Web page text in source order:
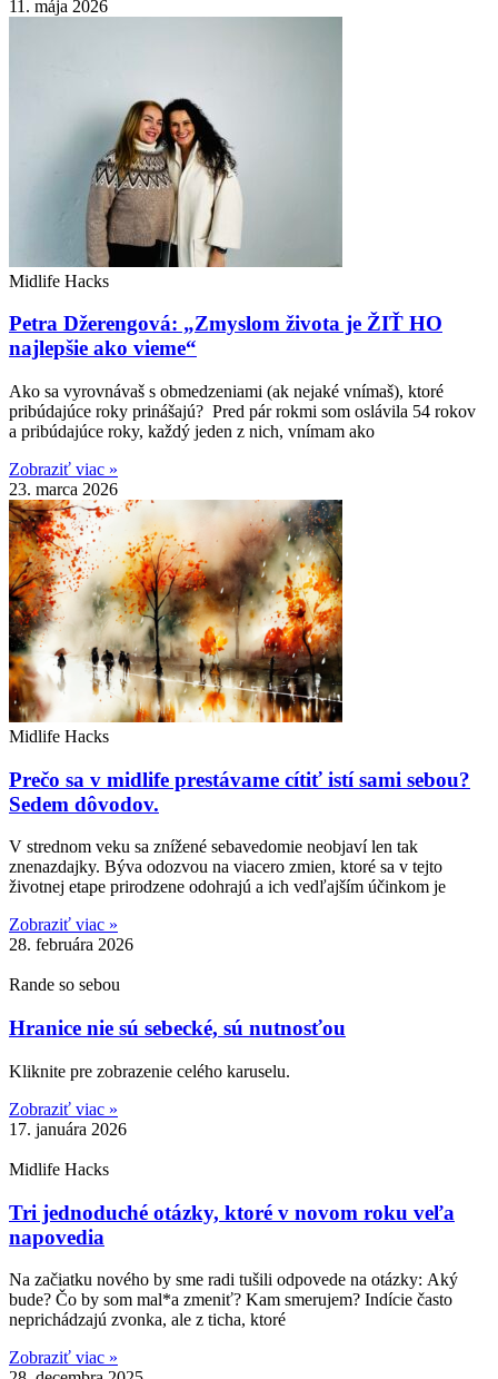
11. mája 2026
Midlife Hacks
Petra Džerengová: „Zmyslom života je ŽIŤ HO
najlepšie ako vieme“
Ako sa vyrovnávaš s obmedzeniami (ak nejaké vnímaš), ktoré
pribúdajúce roky prinášajú? Pred pár rokmi som oslávila 54 rokov
a pribúdajúce roky, každý jeden z nich, vnímam ako
Zobraziť viac »
23. marca 2026
Midlife Hacks
Prečo sa v midlife prestávame cítiť istí sami sebou?
Sedem dôvodov.
V strednom veku sa znížené sebavedomie neobjaví len tak
znenazdajky. Býva odozvou na viacero zmien, ktoré sa v tejto
životnej etape prirodzene odohrajú a ich vedľajším účinkom je
Zobraziť viac »
28. februára 2026
Rande so sebou
Hranice nie sú sebecké, sú nutnosťou
Kliknite pre zobrazenie celého karuselu.
Zobraziť viac »
17. januára 2026
Midlife Hacks
Tri jednoduché otázky, ktoré v novom roku veľa
napovedia
Na začiatku nového by sme radi tušili odpovede na otázky: Aký
bude? Čo by som mal*a zmeniť? Kam smerujem? Indície často
neprichádzajú zvonka, ale z ticha, ktoré
Zobraziť viac »